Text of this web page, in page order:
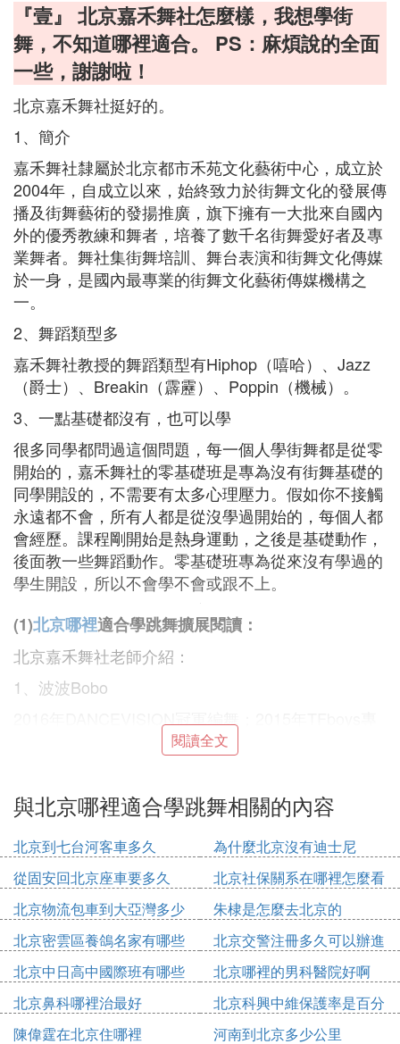
『壹』 北京嘉禾舞社怎麼樣，我想學街
舞，不知道哪裡適合。 PS：麻煩說的全面
一些，謝謝啦！
北京嘉禾舞社挺好的。
1、簡介
嘉禾舞社隸屬於北京都市禾苑文化藝術中心，成立於
2004年，自成立以來，始終致力於街舞文化的發展傳
播及街舞藝術的發揚推廣，旗下擁有一大批來自國內
外的優秀教練和舞者，培養了數千名街舞愛好者及專
業舞者。舞社集街舞培訓、舞台表演和街舞文化傳媒
於一身，是國內最專業的街舞文化藝術傳媒機構之
一。
2、舞蹈類型多
嘉禾舞社教授的舞蹈類型有Hiphop（嘻哈）、Jazz
（爵士）、Breakin（霹靂）、Poppin（機械）。
3、一點基礎都沒有，也可以學
很多同學都問過這個問題，每一個人學街舞都是從零
開始的，嘉禾舞社的零基礎班是專為沒有街舞基礎的
同學開設的，不需要有太多心理壓力。假如你不接觸
永遠都不會，所有人都是從沒學過開始的，每個人都
會經歷。課程剛開始是熱身運動，之後是基礎動作，
後面教一些舞蹈動作。零基礎班專為從來沒有學過的
學生開設，所以不會學不會或跟不上。
(1)北京哪裡適合學跳舞擴展閱讀：
北京嘉禾舞社老師介紹：
1、波波Bobo
輯青春訓練手冊編舞（手冊幸福符號mv現場指
導）；2013年DanceVision冠軍編舞；2013年VSOP
部分編導。
2、玉婷Mathilda
2018年張韶涵全巡迴演唱會專屬舞蹈演員及部分編
導；2018年榮獲「2017－2018海外桃李杯國際舞蹈
大賽」少兒《國際優秀導師獎》；2018年東方衛視大
年初一春節聯歡晚會舞蹈編導。
3、小寶Boer
DancerSky2v2vol．3冠軍；NOKIA手機廣告的拍
攝；參加BTV國慶60周年晚會演出；DANCER』SD
閱讀全文
與北京哪裡適合學跳舞相關的內容
北京到七台河客車多久
為什麼北京沒有迪士尼
從固安回北京座車要多久
北京社保關系在哪裡怎麼看
北京物流包車到大亞灣多少
錢
朱棣是怎麼去北京的
北京密雲區養鴿名家有哪些
人
北京交警注冊多久可以辦進
京證
北京中日高中國際班有哪些
北京哪裡的男科醫院好啊
北京鼻科哪裡治最好
北京科興中維保護率是百分
之多少
陳偉霆在北京住哪裡 河南到北京多少公里